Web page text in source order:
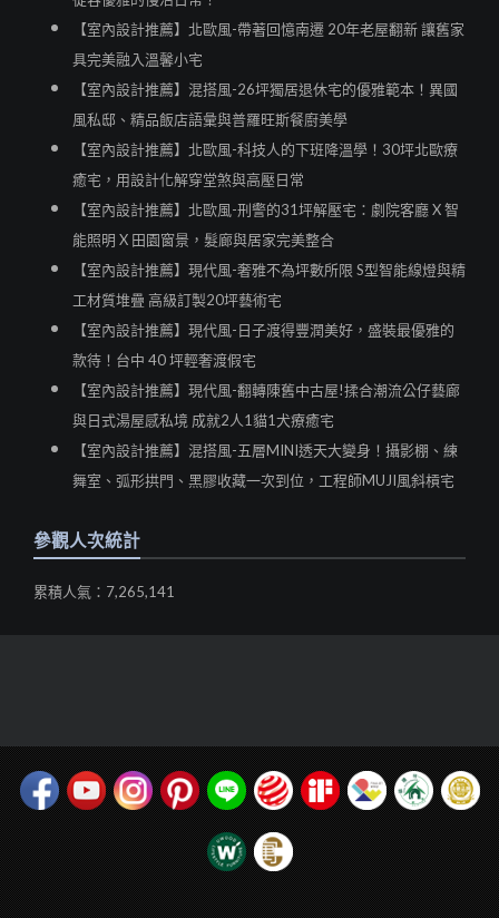
【室內設計推薦】北歐風-帶著回憶南遷 20年老屋翻新 讓舊家
具完美融入溫馨小宅
【室內設計推薦】混搭風-26坪獨居退休宅的優雅範本！異國
風私邸、精品飯店語彙與普羅旺斯餐廚美學
【室內設計推薦】北歐風-科技人的下班降溫學！30坪北歐療
癒宅，用設計化解穿堂煞與高壓日常
【室內設計推薦】北歐風-刑警的31坪解壓宅：劇院客廳 X 智
能照明 X 田園窗景，髮廊與居家完美整合
【室內設計推薦】現代風-奢雅不為坪數所限 S型智能線燈與精
工材質堆疊 高級訂製20坪藝術宅
【室內設計推薦】現代風-日子渡得豐潤美好，盛裝最優雅的
款待！台中 40 坪輕奢渡假宅
【室內設計推薦】現代風-翻轉陳舊中古屋!揉合潮流公仔藝廊
與日式湯屋感私境 成就2人1貓1犬療癒宅
【室內設計推薦】混搭風-五層MINI透天大變身！攝影棚、練
舞室、弧形拱門、黑膠收藏一次到位，工程師MUJI風斜槓宅
參觀人次統計
累積人氣：7,265,141